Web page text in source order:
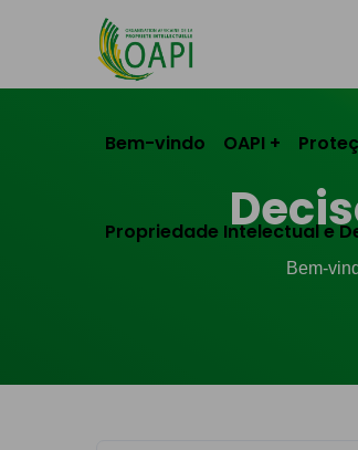
Bem-vindo OAPI
Propriedade Intelectual e
Bem-